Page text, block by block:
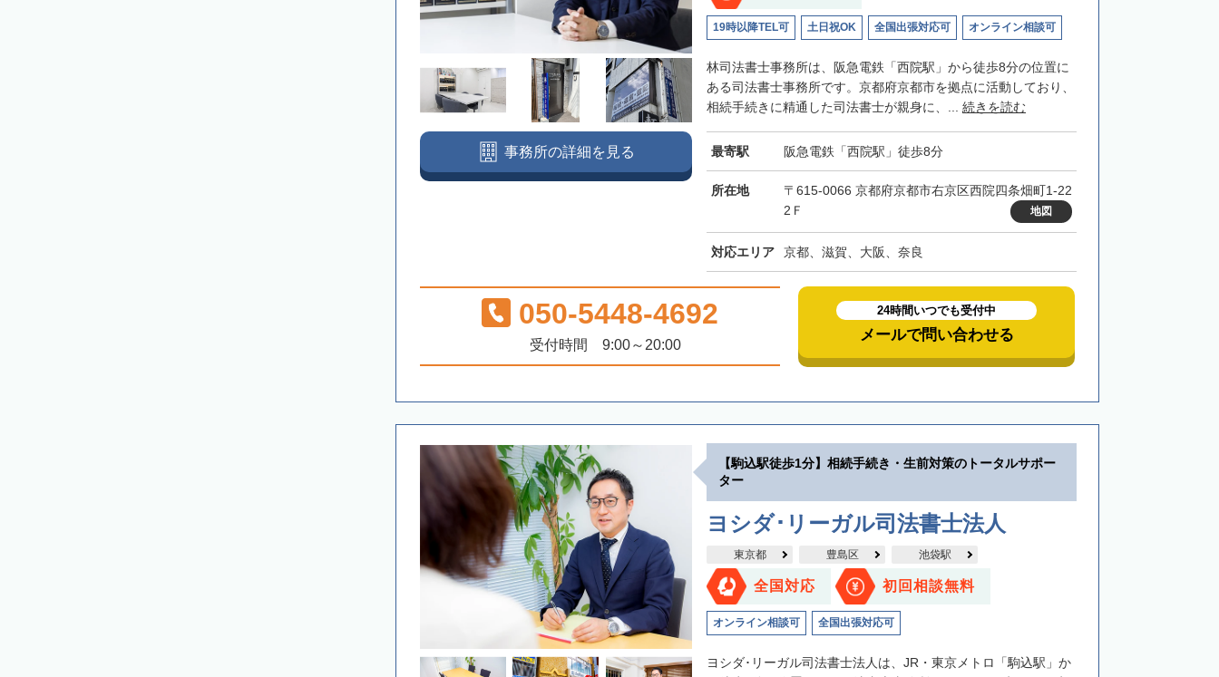
19時以降TEL可 土日祝OK 全国出張対応可 オンライン相談可
林司法書士事務所は、阪急電鉄「西院駅」から徒歩8分の位置に
ある司法書士事務所です。京都府京都市を拠点に活動しており、
相続手続きに精通した司法書士が親身に、... 続きを読む
最寄駅 阪急電鉄「西院駅」徒歩8分
所在地
〒615-0066 京都府京都市右京区西院四条畑町1-22
2Ｆ
地図
対応エリア 京都、滋賀、大阪、奈良
事務所の詳細を見る
050-5448-4692
受付時間 9:00～20:00
24時間いつでも受付中
メールで問い合わせる
【駒込駅徒歩1分】相続手続き・生前対策のトータルサポー
ター
ヨシダ･リーガル司法書士法人
東京都 豊島区 池袋駅
全国対応 初回相談無料
オンライン相談可 全国出張対応可
ヨシダ･リーガル司法書士法人は、JR・東京メトロ「駒込駅」か